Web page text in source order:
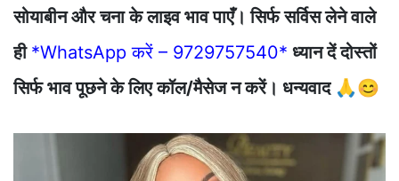
सोयाबीन और चना के लाइव भाव पाएँ। सिर्फ सर्विस लेने वाले
ही *WhatsApp करें – 9729757540* ध्यान दें दोस्तों
सिर्फ भाव पूछने के लिए कॉल/मैसेज न करें। धन्यवाद 🙏😊